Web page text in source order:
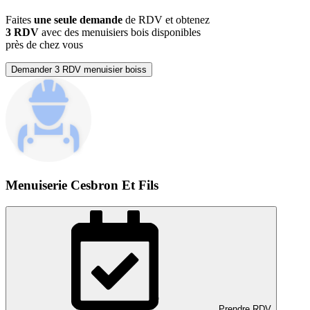
Faites une seule demande de RDV et obtenez
3 RDV avec des menuisiers bois disponibles
près de chez vous
Demander 3 RDV menuisier boiss
Menuiserie Cesbron Et Fils